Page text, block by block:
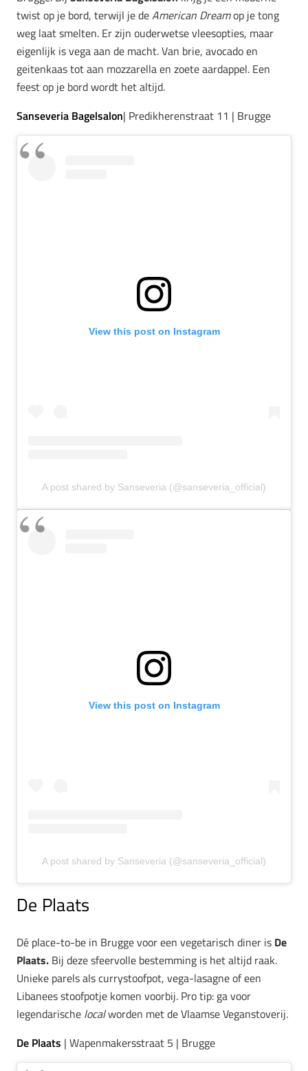
twist op je bord, terwijl je deAmerican Dreamop je tong
weg laat smelten. Er zijn ouderwetse vleesopties, maar
eigenlijk is vega aan de macht. Van brie, avocado en
geitenkaas tot aan mozzarella en zoete aardappel. Een
feest op je bord wordt het altijd.
Sanseveria Bagelsalon| Predikherenstraat 11 | Brugge
View this post on Instagram
A post shared by Sanseveria (@sanseveria_official)
View this post on Instagram
A post shared by Sanseveria (@sanseveria_official)
De Plaats
Dé place-to-be in Brugge voor een vegetarisch diner is De
Plaats. Bij deze sfeervolle bestemming is het altijd raak.
Unieke parels als currystoofpot, vega-lasagne of een
Libanees stoofpotje komen voorbij. Pro tip: ga voor
legendarische localworden met de Vlaamse Veganstoverij.
De Plaats | Wapenmakersstraat 5 | Brugge